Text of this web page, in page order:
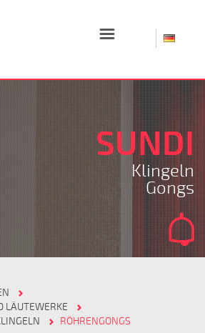
☰
SUNDI
Klingeln
Gongs
LÄUTEWERKE
RÖHRENGONGS